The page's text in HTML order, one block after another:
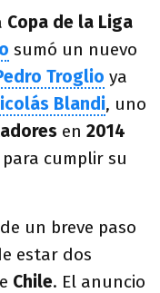
Copa de la Liga
sumó un nuevo
Troglio ya
Blandi, uno
en 2014
para cumplir su
un breve paso
estar dos
Chile. El anuncio